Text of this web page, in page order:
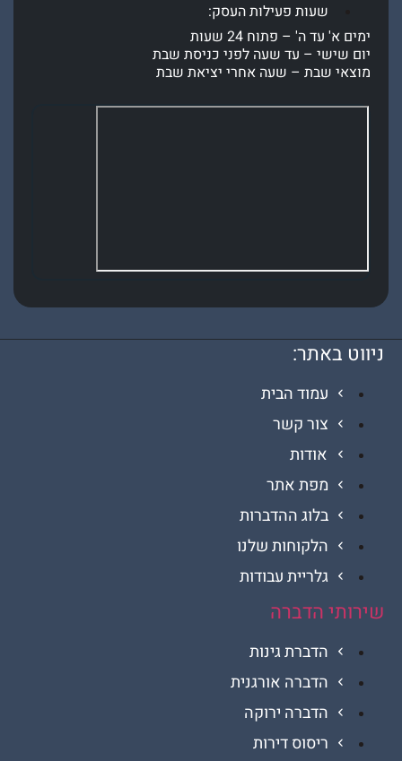
שעות פעילות העסק:
עד ה' – פתוח 24 שעות
– עד שעה לפני כניסת שבת
שבת – שעה אחרי יציאת שבת
באתר:
עמוד הבית
צור קשר
אודות
מפת אתר
בלוג ההדברות
הלקוחות שלנו
גלריית עבודות
הדברה
הדברת גינות
הדברה אורגנית
הדברה ירוקה
ריסוס דירות